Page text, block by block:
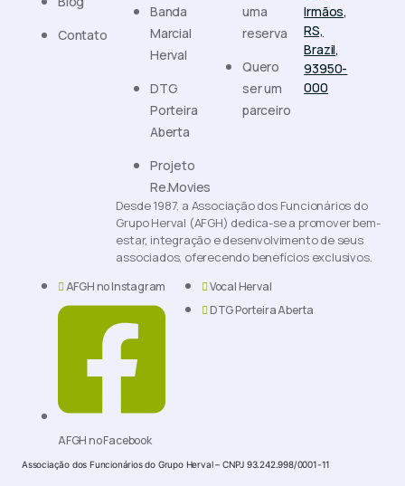
Desde 1987, a Associação dos Funcionários do
Grupo Herval (AFGH) dedica-se a promover bem-
estar, integração e desenvolvimento de seus
associados, oferecendo benefícios exclusivos.
AFGH no Instagram
AFGH no Facebook
Vocal Herval
DTG Porteira Aberta
Associação dos Funcionários do Grupo Herval – CNPJ 93.242.998/0001-11
Contato
Banda
Marcial
Herval
DTG
Porteira
Aberta
Projeto
Re.Movies
uma
reserva
Quero
ser um
parceiro
Irmãos,
RS,
Brazil,
93950-
000